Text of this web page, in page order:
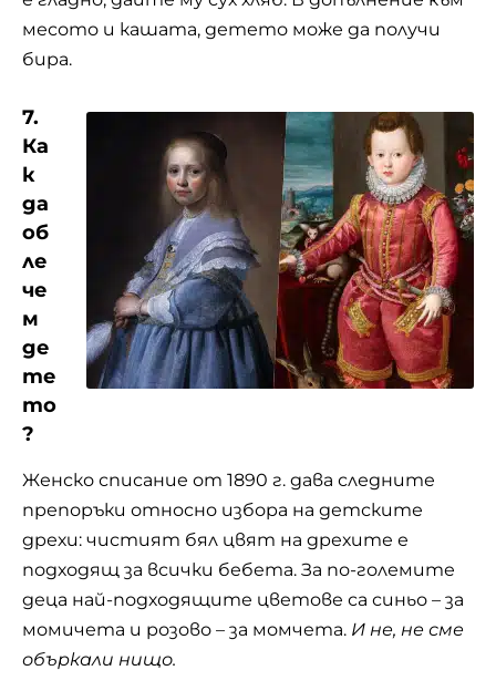
месото и кашата, детето може да получи
бира.
7.
Ка
к
да
об
ле
че
м
де
те
то
?
Женско списание от 1890 г. дава следните
препоръки относно избора на детските
дрехи: чистият бял цвят на дрехите е
подходящ за всички бебета. За по-големите
деца най-подходящите цветове са синьо – за
момичета и розово – за момчета. И не, не сме
объркали нищо.